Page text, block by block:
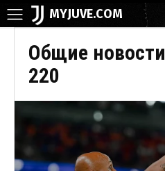
MYJUVE.COM
Общие новости
220